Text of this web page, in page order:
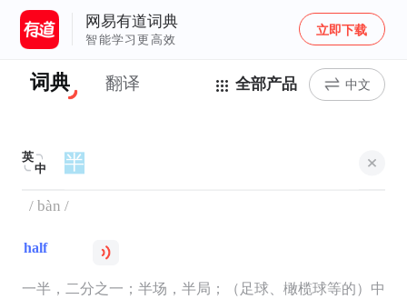
网易有道词典
智能学习更高效
立即下载
词典 翻译 全部产品 中文
英
中
/ bàn /
half
一半，二分之一；半场，半局；（足球、橄榄球等的）中